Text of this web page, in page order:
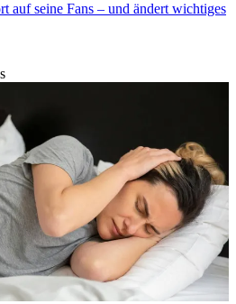
auf seine Fans – und ändert wichtiges